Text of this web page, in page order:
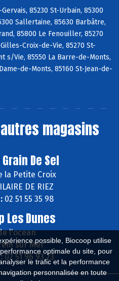
possible, Biocoop utilise
optimale du site, pour
le trafic et la performance
personnalisée en toute
85230 St-Urbain, 85300
Sallertaine, 85630 Barbâtre,
85800 Le Fenouiller, 85270
Croix-de-Vie, 85270 St-
s/Vie, 85550 La Barre-de-Monts,
de-Monts, 85160 St-Jean-de-
magasins
De Sel
la Petite Croix
DE RIEZ
02 51 55 35 98
Les Dunes
l'ocean
sur Mer
02 51 96 93 23